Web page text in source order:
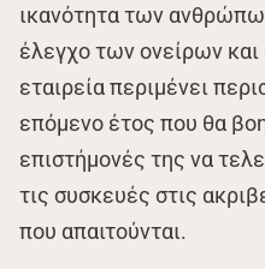
ικανότητα των
έλεγχο των ονείρων και
εταιρεία περιμένει
επόμενο έτος που θα
επιστήμονές της να
τις συσκευές στις
που απαιτούνται.